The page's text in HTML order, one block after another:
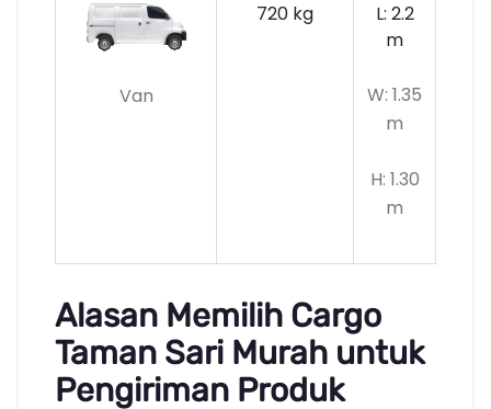
Van
720 kg
L: 2.2
m
W: 1.35
m
H: 1.30
m
Alasan Memilih Cargo
Taman Sari Murah untuk
Pengiriman Produk